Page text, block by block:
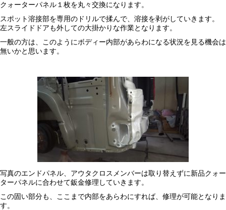
クォーターパネル１枚を丸々交換になります。
スポット溶接部を専用のドリルで揉んで、溶接を剥がしていきます。
左スライドドアも外しての大掛かりな作業となります。
一般の方は、このようにボディー内部があらわになる状況を見る機会は
無いかと思います。
写真のエンドパネル、アウタクロスメンバーは取り替えずに新品クォー
ターパネルに合わせて鈑金修理していきます。
この固い部分も、ここまで内部をあらわにすれば、修理が可能となりま
す。